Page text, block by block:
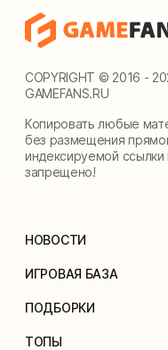
COPYRIGHT © 2016 -
GAMEFANS.RU
Копировать любые
без размещения
индексируемой ссылки
запрещено!
НОВОСТИ
ИГРОВАЯ БАЗА
ПОДБОРКИ
ТОПЫ